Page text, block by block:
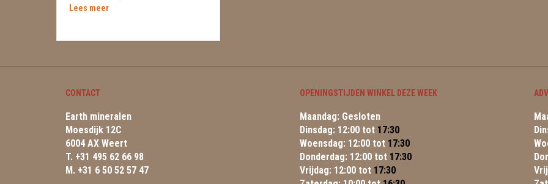
Lees meer
CONTACT
Earth mineralen
Moesdijk 12C
6004 AX Weert
T. +31 495 62 66 98
M. +31 6 50 52 57 47
OPENINGSTIJDEN WINKEL DEZE WEEK
Maandag: Gesloten
Dinsdag: 12:00 tot 17:30
Woensdag: 12:00 tot 17:30
Donderdag: 12:00 tot 17:30
Vrijdag: 12:00 tot 17:30